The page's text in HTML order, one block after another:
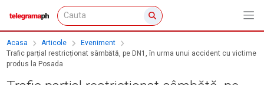
Acasa Articole
Eveniment
Trafic parțial restricționat sâmbătă, pe DN1, în urma unui accident cu victime
produs la Posada